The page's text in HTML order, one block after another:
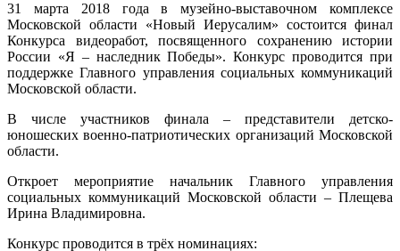
31 марта 2018 года в музейно-выставочном комплексе
Московской области «Новый Иерусалим» состоится финал
Конкурса видеоработ, посвященного сохранению истории
России «Я – наследник Победы». Конкурс проводится при
поддержке Главного управления социальных коммуникаций
Московской области.
В числе участников финала – представители детско-
юношеских военно-патриотических организаций Московской
области.
Откроет мероприятие начальник Главного управления
социальных коммуникаций Московской области – Плещева
Ирина Владимировна.
Конкурс проводится в трёх номинациях: